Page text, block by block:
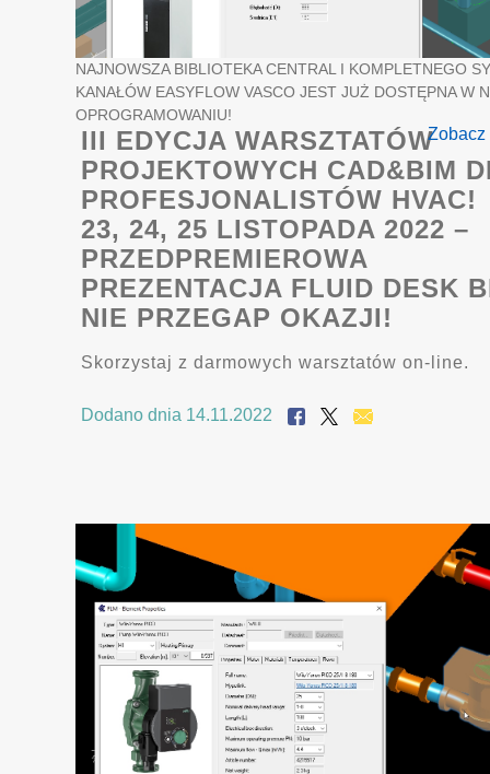
NAJNOWSZA BIBLIOTEKA CENTRAL I KOMPLETNEGO
KANAŁÓW EASYFLOW VASCO JEST JUŻ DOSTĘPNA W
OPROGRAMOWANIU!
Zobacz
III EDYCJA WARSZTATÓW
PROJEKTOWYCH CAD&BIM
PROFESJONALISTÓW HVAC!
23, 24, 25 LISTOPADA 2022 –
PRZEDPREMIEROWA
PREZENTACJA FLUID DESK
NIE PRZEGAP OKAZJI!
Skorzystaj z darmowych warsztatów on-line.
Dodano dnia 14.11.2022